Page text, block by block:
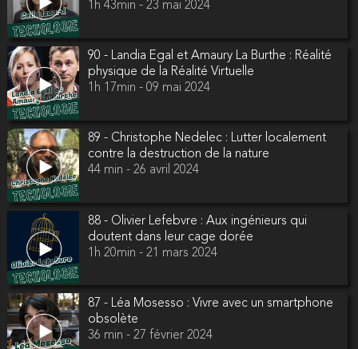
1h 43min - 23 mai 2024
90 - Landia Egal et Amaury La Burthe : Réalité
physique de la Réalité Virtuelle
1h 17min - 09 mai 2024
89 - Christophe Nedelec : Lutter localement
contre la destruction de la nature
44 min - 26 avril 2024
88 - Olivier Lefebvre : Aux ingénieurs qui
doutent dans leur cage dorée
1h 20min - 21 mars 2024
87 - Léa Mosesso : Vivre avec un smartphone
obsolète
36 min - 27 février 2024